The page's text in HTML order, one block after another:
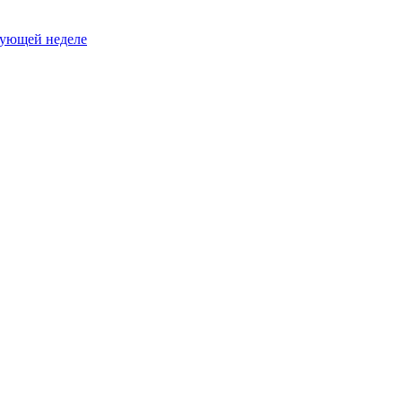
неделе